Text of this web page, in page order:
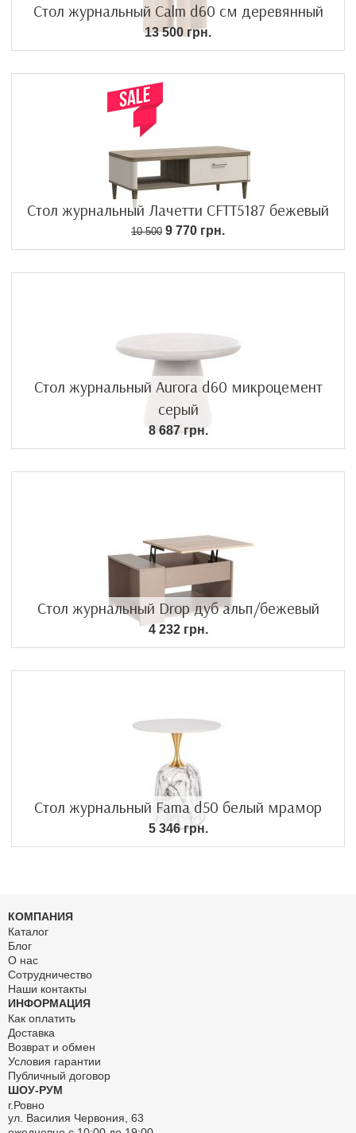
Стол журнальный Calm d60 см деревянный
13 500 грн.
Стол журнальный Лачетти CFTT5187 бежевый
10 500 9 770 грн.
Стол журнальный Aurora d60 микроцемент
серый
8 687 грн.
Стол журнальный Drop дуб альп/бежевый
4 232 грн.
Стол журнальный Fama d50 белый мрамор
5 346 грн.
КОМПАНИЯ
Каталог
Блог
О нас
Сотрудничество
Наши контакты
ИНФОРМАЦИЯ
Как оплатить
Доставка
Возврат и обмен
Условия гарантии
Публичный договор
ШОУ-РУМ
г.Ровно
ул. Василия Червония, 63